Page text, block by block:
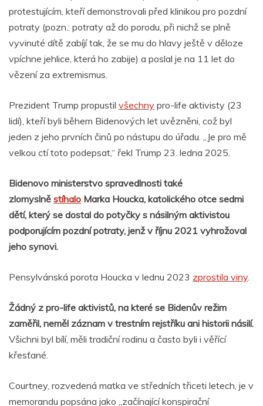
protestujícím, kteří demonstrovali před klinikou pro pozdní
potraty (pozn.: potraty až do porodu, při nichž se plně
vyvinuté dítě zabíjí tak, že se mu do hlavy ještě v děloze
vpíchne jehlice, která ho zabije) a poslal je na 11 let do
vězení za extremismus.
Prezident Trump propustil všechny pro-life aktivisty (23
lidí), kteří byli během Bidenových let uvězněni, což byl
jeden z jeho prvních činů po nástupu do úřadu. „Je pro mě
velkou ctí toto podepsat,“ řekl Trump 23. ledna 2025.
Bidenovo ministerstvo spravedlnosti také
zlomyslně stíhalo Marka Houcka, katolického otce sedmi
dětí, který se dostal do potyčky s násilným aktivistou
podporujícím pozdní potraty, jenž v říjnu 2021 vyhrožoval
jeho synovi.
Pensylvánská porota Houcka v lednu 2023 zprostila viny.
Žádný z pro-life aktivistů, na které se Bidenův režim
zaměřil, neměl záznam v trestním rejstříku ani historii násilí.
Všichni byl bílí, měli tradiční rodinu a často byli i věřící
křesťané.
Courtney, rozvedená matka ve středních třiceti letech, je v
memorandu popsána jako „začínající konspirační